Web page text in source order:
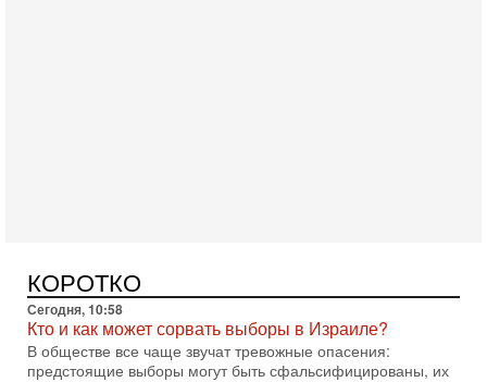
КОРОТКО
Кто и как может сорвать выборы в Израиле?
В обществе все чаще звучат тревожные опасения:
предстоящие выборы могут быть сфальсифицированы, их
проведение сорвано, а итоговые результаты
Сегодня, 10:16